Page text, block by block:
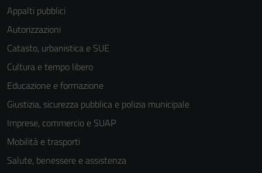
Appalti pubblici
Autorizzazioni
Catasto, urbanistica e SUE
Cultura e tempo libero
Educazione e formazione
Giustizia, sicurezza pubblica e polizia municipale
Imprese, commercio e SUAP
Mobilità e trasporti
Salute, benessere e assistenza